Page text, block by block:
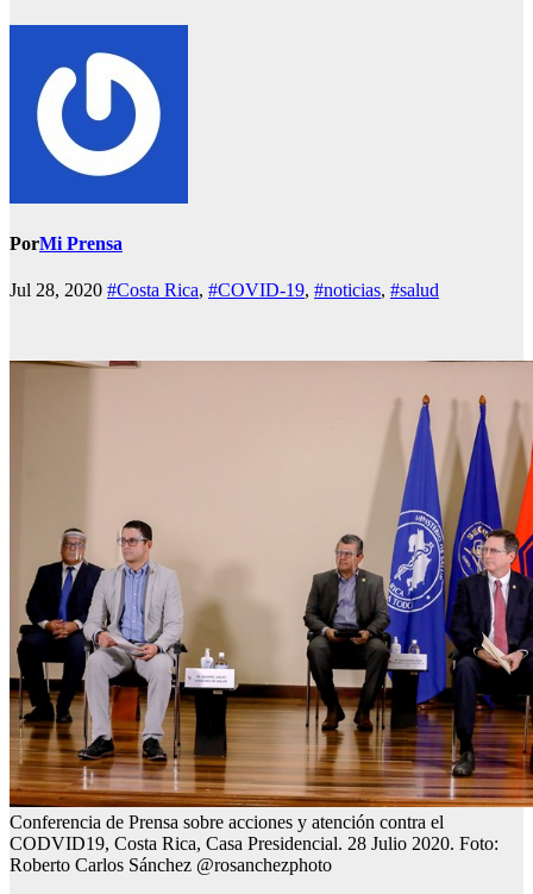
PorMi Prensa
Jul 28, 2020 #Costa Rica, #COVID-19, #noticias, #salud
Conferencia de Prensa sobre acciones y atención contra el
CODVID19, Costa Rica, Casa Presidencial. 28 Julio 2020. Foto:
Roberto Carlos Sánchez @rosanchezphoto